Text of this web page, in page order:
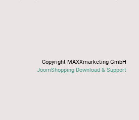
Copyright MAXXmarketing GmbH
JoomShopping Download & Support